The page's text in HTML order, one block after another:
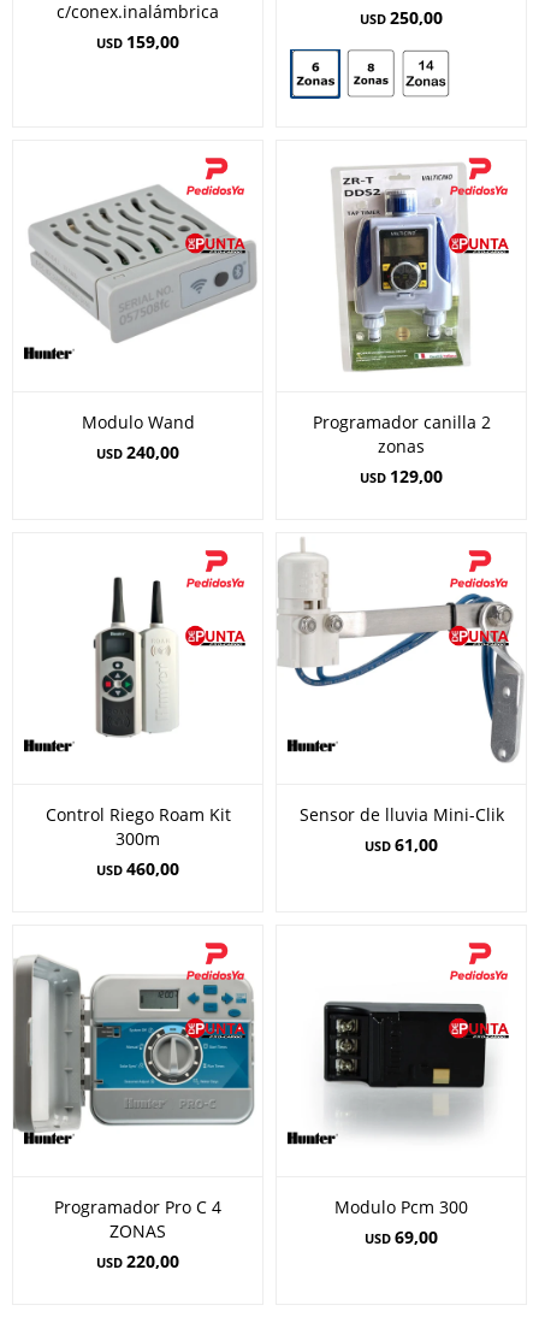
c/conex.inalámbrica
USD 159,00
USD 250,00
Modulo Wand
USD 240,00
Programador canilla 2
zonas
USD 129,00
Control Riego Roam Kit
300m
USD 460,00
Sensor de lluvia Mini-Clik
USD 61,00
Programador Pro C 4
ZONAS
USD 220,00
Modulo Pcm 300
USD 69,00